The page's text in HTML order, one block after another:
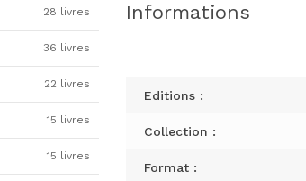
Informations
Editions :
Collection :
Format :
28 livres
36 livres
22 livres
15 livres
15 livres